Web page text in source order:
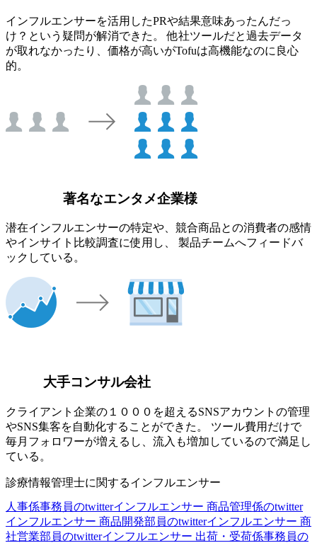
インフルエンサーを活用したPRや結果意味あったんだっ
け？という疑問が解消できた。 他社ツールだと過去データ
が取れなかったり、価格が高いがTofuは高機能なのに良心
的。
著名なエンタメ企業様
潜在インフルエンサーの特定や、競合商品との消費者の感情
やインサイト比較調査に使用し、 製品チームへフィードバ
ックしている。
大手コンサル会社
クライアント企業の１０００を超えるSNSアカウントの管理
やSNS集客を自動化することができた。 ツール費用だけで
毎月フォロワーが増えるし、流入も増加しているので満足し
ている。
診療情報管理士に関するインフルエンサー
人事係事務員のtwitterインフルエンサー 商品管理係のtwitter
インフルエンサー 商品開発部員のtwitterインフルエンサー 商
社営業部員のtwitterインフルエンサー 出荷・受荷係事務員の